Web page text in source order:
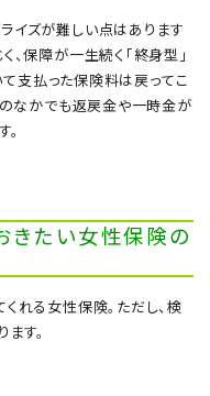
イズが難しい点はあります
、保障が一生続く「終身型」
て支払った保険料は戻ってこ
のなかでも返戻金や一時金が
きたい女性保険の
れる女性保険。ただし、検
す。